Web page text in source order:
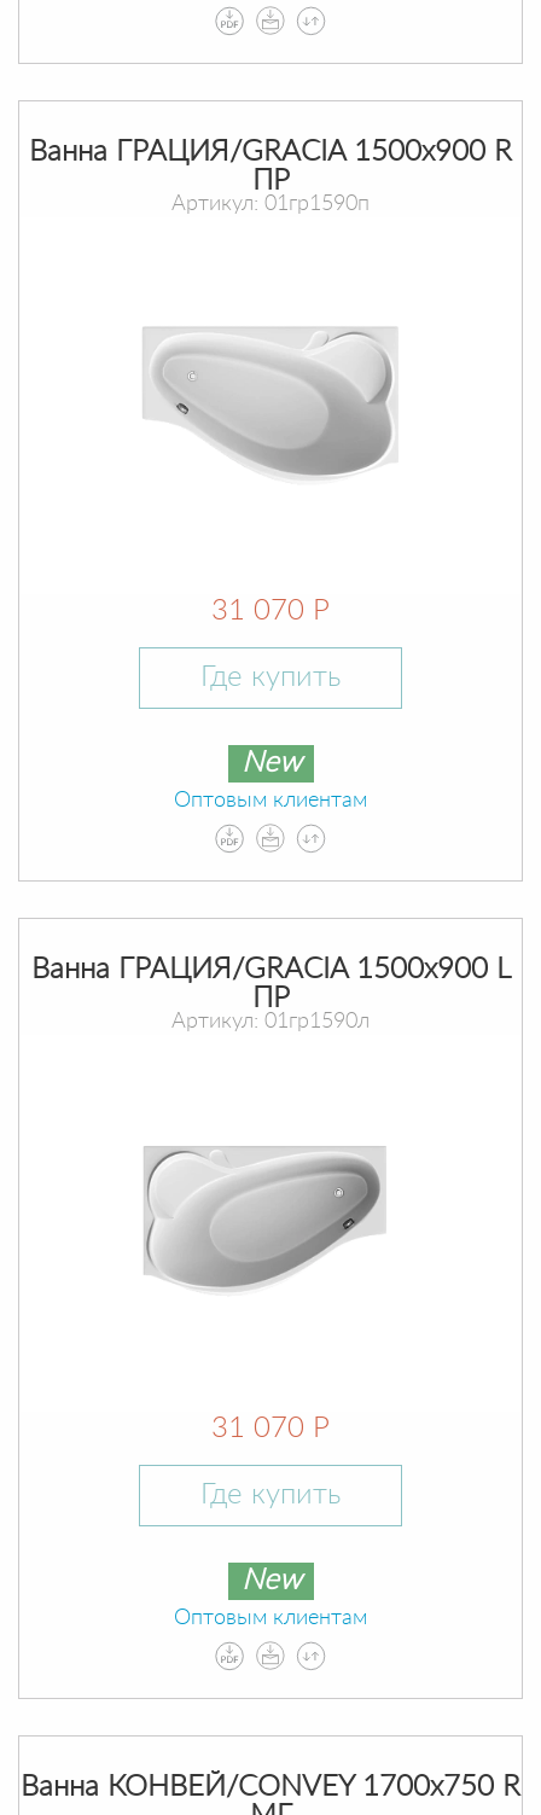
Ванна ГРАЦИЯ/GRACIA 1500х900 R
ПР
Артикул: 01гр1590п
31 070 Р
Где купить
New
Оптовым клиентам
Ванна ГРАЦИЯ/GRACIA 1500х900 L
ПР
Артикул: 01гр1590л
31 070 Р
Где купить
New
Оптовым клиентам
Ванна КОНВЕЙ/CONVEY 1700х750 R